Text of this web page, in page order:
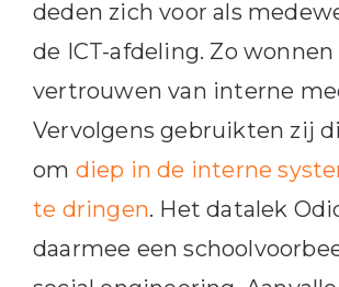
deden zich voor als
de ICT-afdeling. Zo
vertrouwen van interne
Vervolgens gebruikten zij
om diep in de interne
te dringen. Het datalek
daarmee een